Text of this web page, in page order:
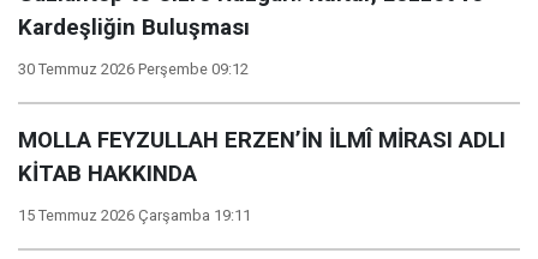
Kardeşliğin Buluşması
30 Temmuz 2026 Perşembe 09:12
MOLLA FEYZULLAH ERZEN’İN İLMÎ MİRASI ADLI
KİTAB HAKKINDA
15 Temmuz 2026 Çarşamba 19:11